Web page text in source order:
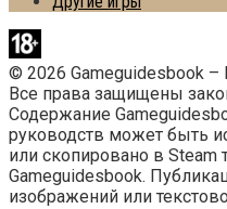
© 2026 Gameguidesbook –
Все права защищены
Содержание
руководств может быть
или скопировано в
Gameguidesbook.
изображений или